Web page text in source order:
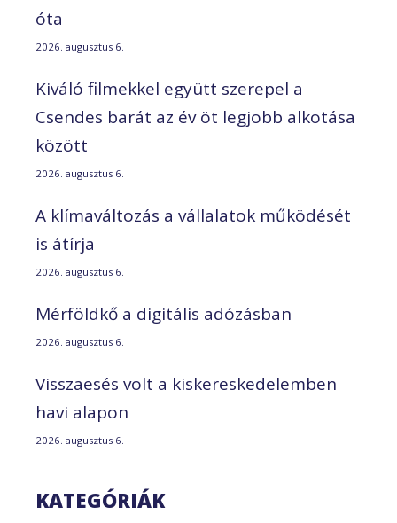
óta
2026. augusztus 6.
Kiváló filmekkel együtt szerepel a
Csendes barát az év öt legjobb alkotása
között
2026. augusztus 6.
A klímaváltozás a vállalatok működését
is átírja
2026. augusztus 6.
Mérföldkő a digitális adózásban
2026. augusztus 6.
Visszaesés volt a kiskereskedelemben
havi alapon
2026. augusztus 6.
KATEGÓRIÁK